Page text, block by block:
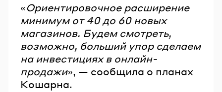
«Ориентировочное расширение
минимум от 40 до 60 новых
магазинов. Будем смотреть,
возможно, больший упор сделаем
на инвестициях в онлайн-
продажи», — сообщила о планах
Кошарна.